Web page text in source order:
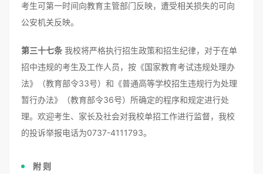
考生可第一时间向教育主管部门反映，遭受相关损失的可向
公安机关反映。
第三十七条 我校将严格执行招生政策和招生纪律，对于在单
招中违规的考生及工作人员，按《国家教育考试违规处理办
法》（教育部令33号）和《普通高等学校招生违规行为处理
暂行办法》（教育部令36号）所确定的程序和规定进行处
理。欢迎考生、家长及社会对我校单招工作进行监督，我校
的投诉举报电话为0737-4111793。
附 则